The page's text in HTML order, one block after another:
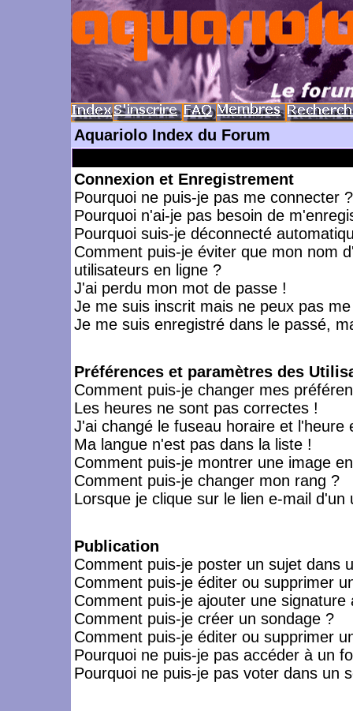
Aquariolo Index du Forum
Connexion et Enregistrement
Pourquoi ne puis-je pas me connecter ?
Pourquoi n'ai-je pas besoin de
Pourquoi suis-je déconnecté
Comment puis-je éviter que mon nom
utilisateurs en ligne ?
J'ai perdu mon mot de passe !
Je me suis inscrit mais ne peux pas
Je me suis enregistré dans le passé,
Préférences et paramètres des
Comment puis-je changer mes
Les heures ne sont pas correctes !
J'ai changé le fuseau horaire et l'heure
Ma langue n'est pas dans la liste !
Comment puis-je montrer une image
Comment puis-je changer mon rang ?
Lorsque je clique sur le lien e-mail
Publication
Comment puis-je poster un sujet dans
Comment puis-je éditer ou supprimer
Comment puis-je ajouter une signature
Comment puis-je créer un sondage ?
Comment puis-je éditer ou supprimer
Pourquoi ne puis-je pas accéder à un
Pourquoi ne puis-je pas voter dans un